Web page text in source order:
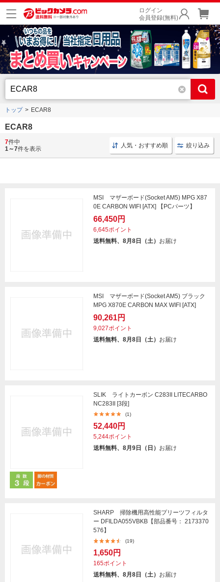
ログイン
会員登録(無料)
トップ ECAR8
ECAR8
マザーボード WIFI X870E CARBON X870E マザー
7件中
1～7件を表示 人気・おすすめ順 絞り込み
MSI マザーボード(Socket AM5) MPG X87
0E CARBON WIFI [ATX] 【PCパーツ】
66,450円
6,645ポイント
送料無料、8月8日（土） お届け
MSI マザーボード(Socket AM5) ブラック
MPG X870E CARBON MAX WIFI [ATX]
90,261円
9,027ポイント
送料無料、8月8日（土） お届け
SLIK ライトカーボン C283II LITECARBO
NC283II [3段]
(1)
52,440円
5,244ポイント
送料無料、8月9日（日） お届け
SHARP 掃除機用高性能プリーツフィルタ
ー DFILDA055VBKB【部品番号： 2173370
576】
(19)
1,650円
165ポイント
送料無料、8月8日（土） お届け